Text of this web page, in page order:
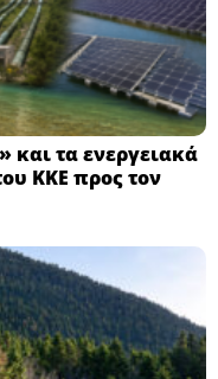
και τα ενεργειακά
ΚΚΕ προς τον